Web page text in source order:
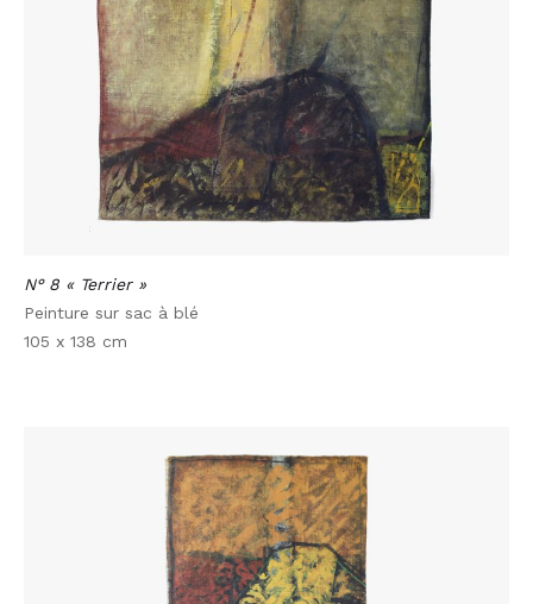
N° 8 « Terrier »
Peinture sur sac à blé
105 x 138 cm